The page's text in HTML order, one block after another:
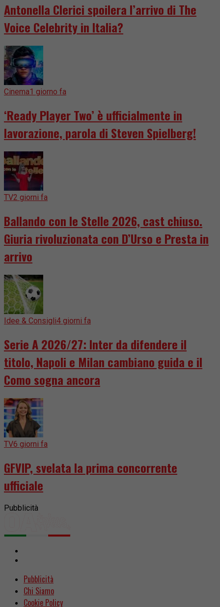
Antonella Clerici spoilera l’arrivo di The
Voice Celebrity in Italia?
Cinema1 giorno fa
‘Ready Player Two’ è ufficialmente in
lavorazione, parola di Steven Spielberg!
TV2 giorni fa
Ballando con le Stelle 2026, cast chiuso.
Giuria rivoluzionata con D’Urso e Presta in
arrivo
Idee & Consigli4 giorni fa
Serie A 2026/27: Inter da difendere il
titolo, Napoli e Milan cambiano guida e il
Como sogna ancora
TV6 giorni fa
GFVIP, svelata la prima concorrente
ufficiale
Pubblicità
Pubblicità
Chi Siamo
Cookie Policy